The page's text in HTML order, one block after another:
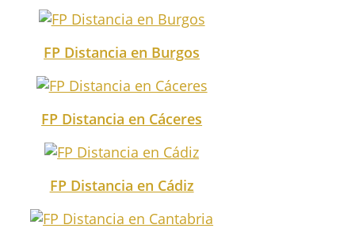
FP Distancia en Burgos
FP Distancia en Cáceres
FP Distancia en Cádiz